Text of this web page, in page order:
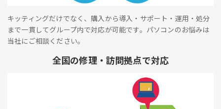
キッティングだけでなく、購入から導入・サポート・運用・処分
まで一貫してグループ内で対応が可能です。パソコンのお悩みは
当社にご相談ください。
全国の修理・訪問拠点で対応